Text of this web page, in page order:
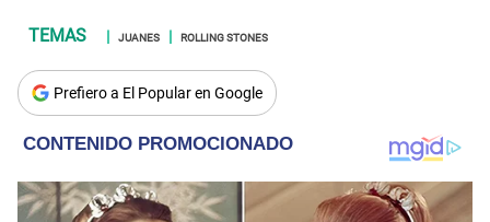
JUANES ROLLING STONES
Prefiero a El Popular en Google